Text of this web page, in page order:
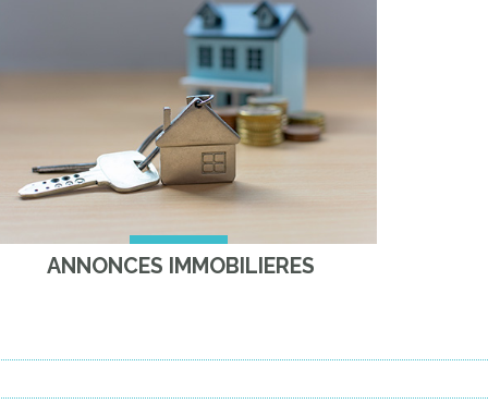
ANNONCES IMMOBILIERES